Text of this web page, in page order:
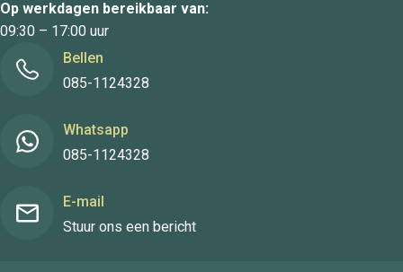
Op werkdagen bereikbaar van:
09:30 – 17:00 uur
Bellen
085-1124328
Whatsapp
085-1124328
E-mail
Stuur ons een bericht